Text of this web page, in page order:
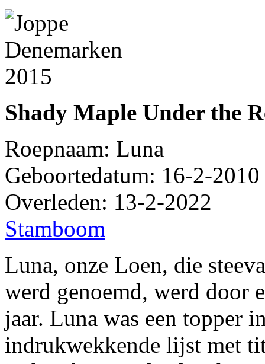
Shady Maple Under the
Roepnaam: Luna
Geboortedatum: 16-2-2010
Overleden: 13-2-2022
Stamboom
Luna, onze Loen, die
werd genoemd, werd door
jaar. Luna was een topper
indrukwekkende lijst met